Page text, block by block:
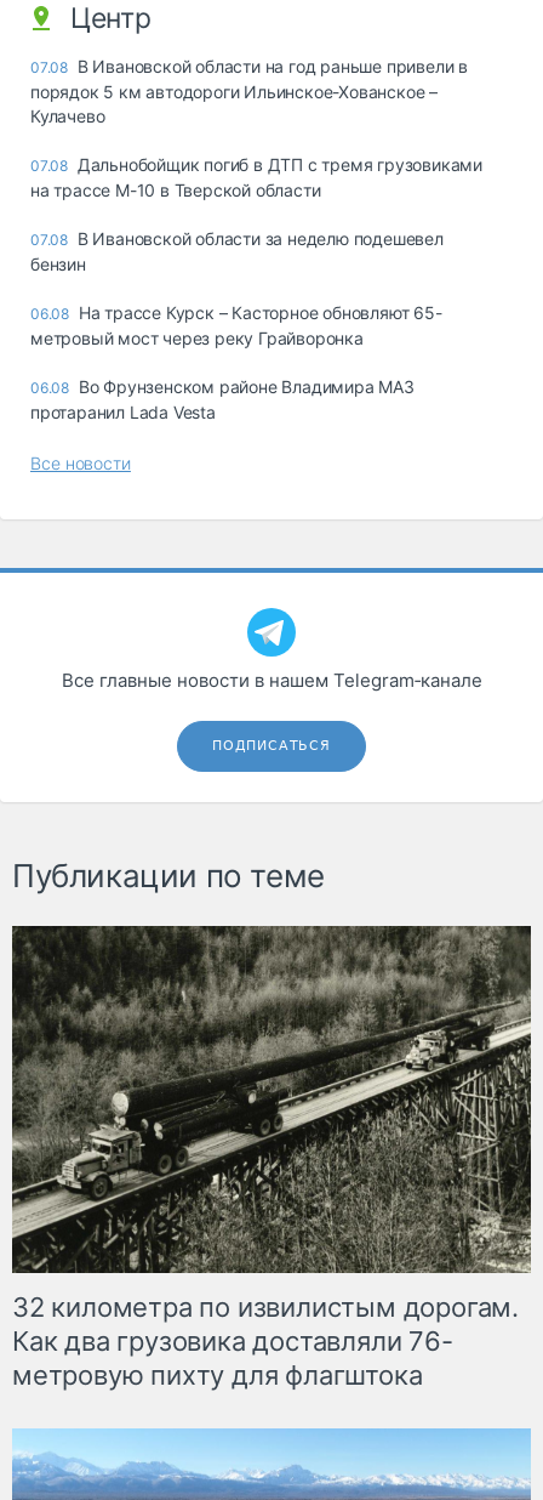
Центр
07.08 В Ивановской области на год раньше привели в
порядок 5 км автодороги Ильинское-Хованское –
Кулачево
07.08 Дальнобойщик погиб в ДТП с тремя грузовиками
на трассе М-10 в Тверской области
07.08 В Ивановской области за неделю подешевел
бензин
06.08 На трассе Курск – Касторное обновляют 65-
метровый мост через реку Грайворонка
06.08 Во Фрунзенском районе Владимира МАЗ
протаранил Lada Vesta
Все новости
Все главные новости в нашем Telegram‑канале
ПОДПИСАТЬСЯ
Публикации по теме
32 километра по извилистым дорогам.
Как два грузовика доставляли 76-
метровую пихту для флагштока